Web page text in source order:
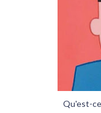
Qu'est-